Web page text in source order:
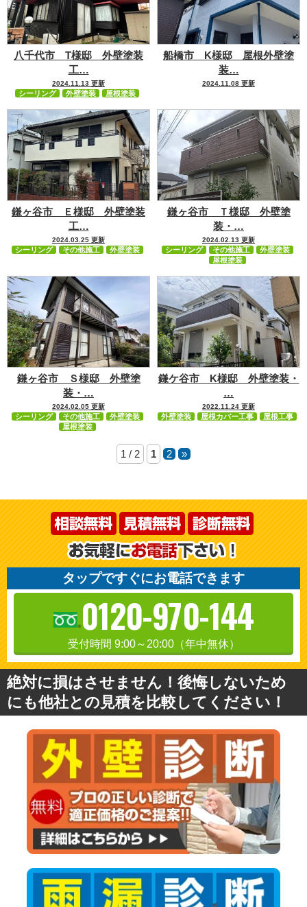
八千代市 T様邸 外壁塗装
工…
2024.11.13 更新
シーリング 外壁塗装 屋根塗装
船橋市 K様邸 屋根外壁塗
装…
2024.11.08 更新
鎌ヶ谷市 Ｅ様邸 外壁塗装
工…
2024.03.25 更新
シーリング その他施工 外壁塗装
鎌ヶ谷市 Ｔ様邸 外壁塗
装・…
2024.02.13 更新
シーリング その他施工
外壁塗装
屋根塗装
鎌ヶ谷市 Ｓ様邸 外壁塗
装・…
2024.02.05 更新
シーリング その他施工
外壁塗装
屋根塗装
鎌ケ谷市 K様邸 外壁塗装・
…
2022.11.24 更新
外壁塗装 屋根カバー工事 屋根工事
1 / 2 1 2 »
タップですぐにお電話できます
0120-970-144
受付時間 9:00～20:00（年中無休）
絶対に損はさせません！後悔しないため
にも他社との見積を比較してください！